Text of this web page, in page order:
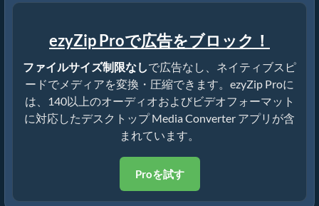
ezyZip Proで広告をブロック！
ファイルサイズ制限なしで広告なし、ネイティブスピ
ードでメディアを変換・圧縮できます。ezyZip Proに
は、140以上のオーディオおよびビデオフォーマット
に対応したデスクトップ Media Converter アプリが含
まれています。
Proを試す